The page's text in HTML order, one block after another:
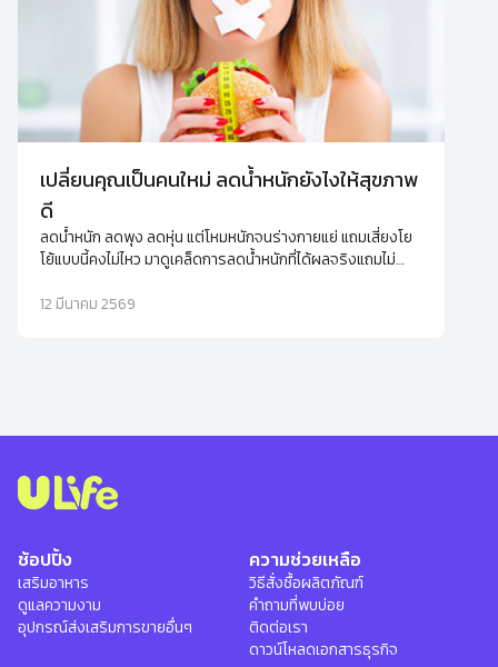
เปลี่ยนคุณเป็นคนใหม่ ลดน้ำหนักยังไงให้สุขภาพ
ดี
ลดน้ำหนัก ลดพุง ลดหุ่น แต่โหมหนักจนร่างกายแย่ แถมเสี่ยงโย
โย้แบบนี้คงไม่ไหว มาดูเคล็ดการลดน้ำหนักที่ได้ผลจริงแถมไม่
12 มีนาคม 2569
ช้อปปิ้ง
เสริมอาหาร
ดูแลความงาม
อุปกรณ์ส่งเสริมการขายอื่นๆ
ความช่วยเหลือ
วิธีสั่งซื้อผลิตภัณฑ์
คำถามที่พบบ่อย
ติดต่อเรา
ดาวน์โหลดเอกสารธุรกิจ